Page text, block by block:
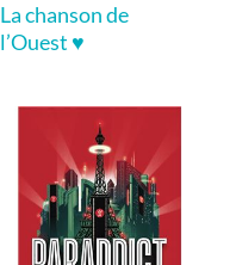
La chanson de
l’Ouest ♥